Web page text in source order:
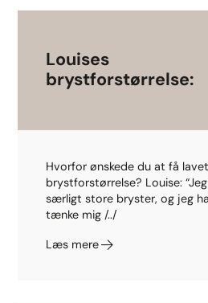
Louises
brystforstørrelse:
Hvorfor ønskede du at få
brystforstørrelse? Louise:
særligt store bryster, og jeg
tænke mig /../
Læs mere